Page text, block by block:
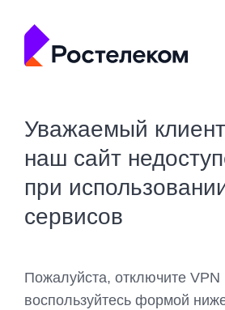
Уважаемый
наш сайт
при
сервисов
Пожалуйста, отключите VPN
воспользуйтесь формой